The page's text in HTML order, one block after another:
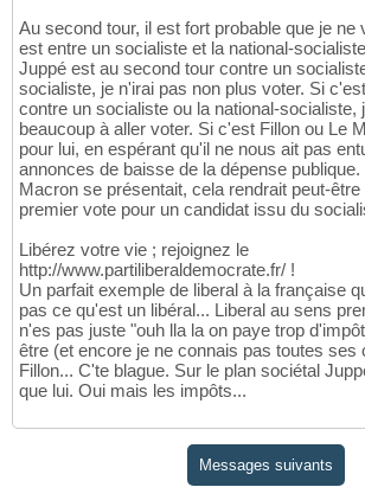
Au second tour, il est fort probable que je ne
est entre un socialiste et la national-
Juppé est au second tour contre un
socialiste, je n'irai pas non plus voter. Si
contre un socialiste ou la national-socialiste,
beaucoup à aller voter. Si c'est Fillon ou Le
pour lui, en espérant qu'il ne nous ait pas
annonces de baisse de la dépense
Macron se présentait, cela rendrait peut-
premier vote pour un candidat issu du
Libérez votre vie ; rejoignez le
http://www.partiliberaldemocrate.fr/ !
Un parfait exemple de liberal à la française
pas ce qu'est un libéral... Liberal au sens
n'es pas juste "ouh lla la on paye trop
être (et encore je ne connais pas toutes ses
Fillon... C'te blague. Sur le plan sociétal
que lui. Oui mais les impôts...
Messages suivants